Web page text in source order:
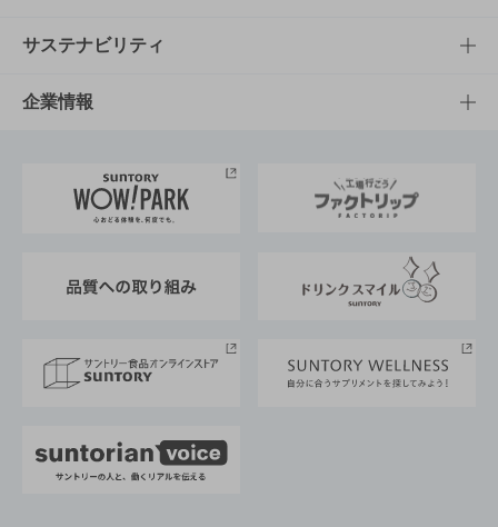
商品発売情報
栄養成分一覧
キャンペーン
工場見学
地域情報
文化・スポーツTOP
サントリーホール
サントリーサンバーズ大阪
サステナビリティ
サステナビリティTOP
サントリーが考えるサステナビリティ経営
企業情報
企業概要
採用情報